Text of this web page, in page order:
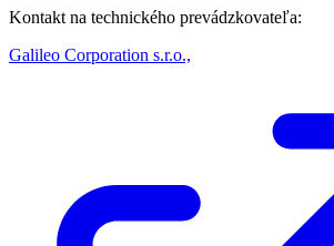
Kontakt na technického prevádzkovateľa:
Galileo Corporation s.r.o.,